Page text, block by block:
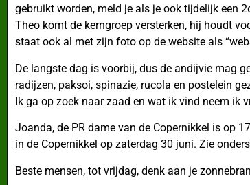
gebruikt worden, meld je als je ook tijdelijk een
Theo komt de kerngroep versterken, hij houdt
staat ook al met zijn foto op de website als
De langste dag is voorbij, dus de andijvie mag
radijzen, paksoi, spinazie, rucola en postelein
Ik ga op zoek naar zaad en wat ik vind neem ik
Joanda, de PR dame van de Copernikkel is op
in de Copernikkel op zaterdag 30 juni. Zie
Beste mensen, tot vrijdag, denk aan je